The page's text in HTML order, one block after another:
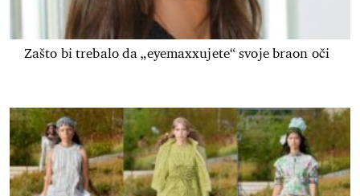
Zašto bi trebalo da „eyemaxxujete“ svoje braon oči